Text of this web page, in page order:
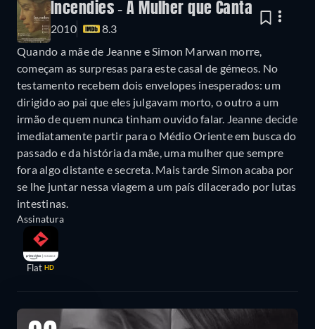
Incendies - A Mulher que Canta
2010
8.3
Quando a mãe de Jeanne e Simon Marwan morre,
começam as surpresas para este casal de gémeos. No
testamento recebem dois envelopes inesperados: um
dirigido ao pai que eles julgavam morto, o outro a um
irmão de quem nunca tinham ouvido falar. Jeanne decide
imediatamente partir para o Médio Oriente em busca do
passado e da história da mãe, uma mulher que sempre
fora algo distante e secreta. Mais tarde Simon acaba por
se lhe juntar nessa viagem a um país dilacerado por lutas
intestinas.
Assinatura
Flat HD